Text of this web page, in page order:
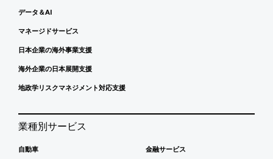
データ＆AI
マネージドサービス
日本企業の海外事業支援
海外企業の日本展開支援
地政学リスクマネジメント対応支援
業種別サービス
自動車 金融サービス